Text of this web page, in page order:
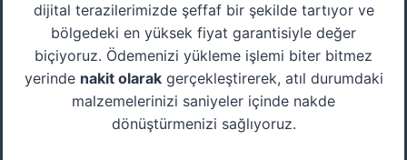
dijital terazilerimizde şeffaf bir şekilde tartıyor ve
bölgedeki en yüksek fiyat garantisiyle değer
biçiyoruz. Ödemenizi yükleme işlemi biter bitmez
yerinde nakit olarakgerçekleştirerek, atıl durumdaki
malzemelerinizi saniyeler içinde nakde
dönüştürmenizi sağlıyoruz.